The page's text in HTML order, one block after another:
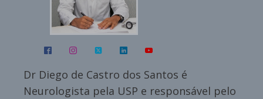
Dr Diego de Castro dos Santos é
Neurologista pela USP e responsável pelo